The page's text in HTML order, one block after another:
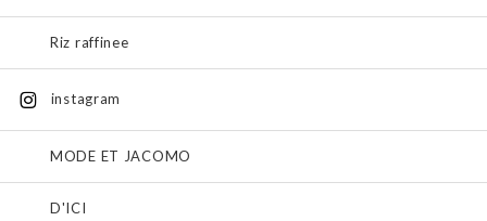
Riz raffinee
instagram
MODE ET JACOMO
D'ICI